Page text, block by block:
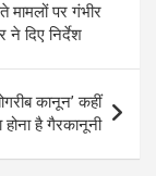
पर गंभीर
ने दिए निर्देश
कानून’ कहीं
है गैरकानूनी